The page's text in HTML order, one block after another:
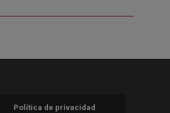
Política de privacidad